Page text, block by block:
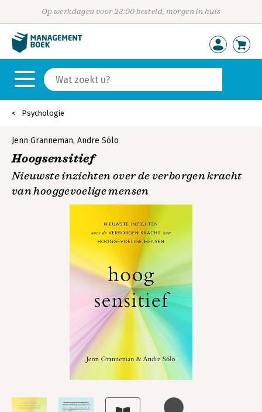
Op werkdagen voor 23:00 besteld, morgen in huis
Psychologie
Jenn Granneman, Andre Sólo
Hoogsensitief
Nieuwste inzichten over de verborgen kracht
van hooggevoelige mensen